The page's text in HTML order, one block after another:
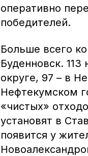
оперативно
победителей.
Больше всего
Буденновск.
округе, 97 – в
Нефтекумском
«чистых»
установят в
появится у